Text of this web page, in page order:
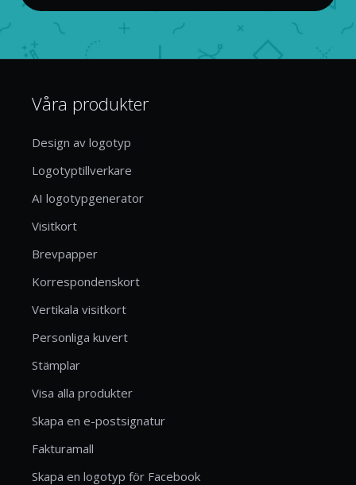
Våra produkter
Design av logotyp
Logotyptillverkare
AI logotypgenerator
Visitkort
Brevpapper
Korrespondenskort
Vertikala visitkort
Personliga kuvert
Stämplar
Visa alla produkter
Skapa en e-postsignatur
Fakturamall
Skapa en logotyp för Facebook